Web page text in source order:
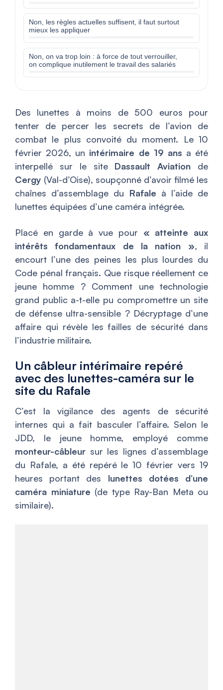
Non, les règles actuelles suffisent, il faut surtout
mieux les appliquer
Non, on va trop loin : à force de tout verrouiller,
on complique inutilement le travail des salariés
Des lunettes à moins de 500 euros pour
tenter de percer les secrets de l’avion de
combat le plus convoité du moment. Le 10
février 2026, un intérimaire de 19 ans a été
interpellé sur le site Dassault Aviation de
Cergy (Val-d’Oise), soupçonné d’avoir filmé les
chaînes d’assemblage du Rafale à l’aide de
lunettes équipées d’une caméra intégrée.
Placé en garde à vue pour « atteinte aux
intérêts fondamentaux de la nation », il
encourt l’une des peines les plus lourdes du
Code pénal français. Que risque réellement ce
jeune homme ? Comment une technologie
grand public a-t-elle pu compromettre un site
de défense ultra-sensible ? Décryptage d’une
affaire qui révèle les failles de sécurité dans
l’industrie militaire.
Un câbleur intérimaire repéré
avec des lunettes-caméra sur le
site du Rafale
C’est la vigilance des agents de sécurité
internes qui a fait basculer l’affaire. Selon le
JDD, le jeune homme, employé comme
monteur-câbleur sur les lignes d’assemblage
du Rafale, a été repéré le 10 février vers 19
heures portant des lunettes dotées d’une
caméra miniature (de type Ray-Ban Meta ou
similaire).